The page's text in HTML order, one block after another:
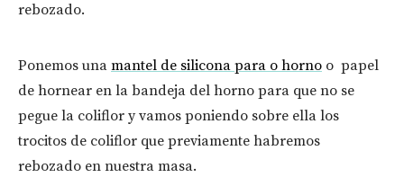
rebozado.
Ponemos una mantel de silicona para o horno o papel
de hornear en la bandeja del horno para que no se
pegue la coliflor y vamos poniendo sobre ella los
trocitos de coliflor que previamente habremos
rebozado en nuestra masa.